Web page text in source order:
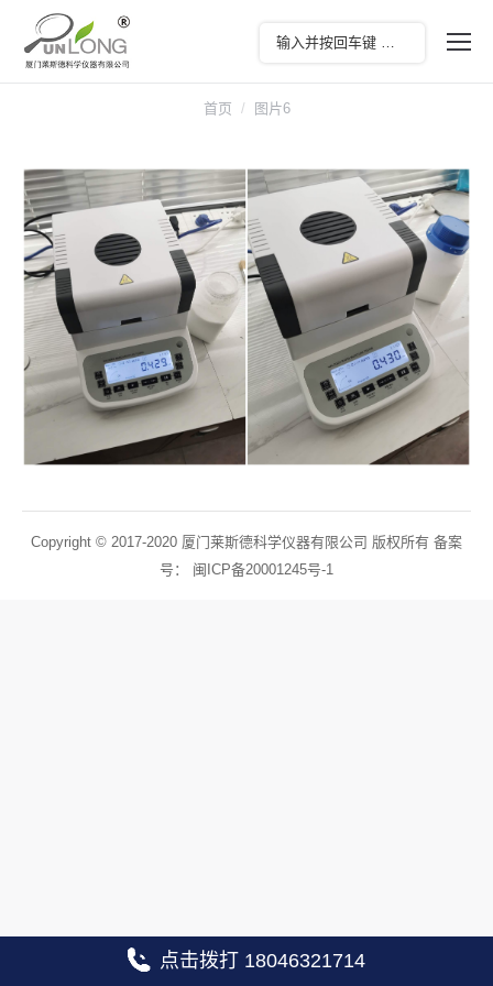
首页 图片6
Copyright © 2017-2020 厦门莱斯德科学仪器有限公司 版权所有 备案
号： 闽ICP备20001245号-1
点击拨打 18046321714